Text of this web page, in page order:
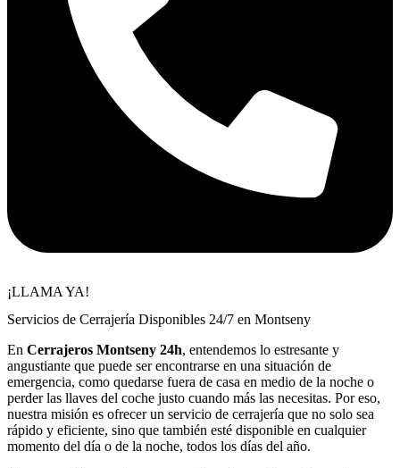
¡LLAMA YA!
Servicios de Cerrajería Disponibles 24/7 en Montseny
En Cerrajeros Montseny 24h, entendemos lo estresante y
angustiante que puede ser encontrarse en una situación de
emergencia, como quedarse fuera de casa en medio de la noche o
perder las llaves del coche justo cuando más las necesitas. Por eso,
nuestra misión es ofrecer un servicio de cerrajería que no solo sea
rápido y eficiente, sino que también esté disponible en cualquier
momento del día o de la noche, todos los días del año.